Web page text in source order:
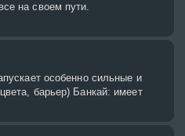
на своем пути.
особенно сильные и
барьер) Банкай: имеет